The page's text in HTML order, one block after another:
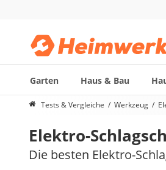
Garten Haus & Bau
Die beliebtesten Vergleiche
Feuchtigkeitsmessgerät
Alkoholtester
Endoskop-Kamera
Tests & Vergleiche Werkzeug
Elektro-
Die besten Elektro-